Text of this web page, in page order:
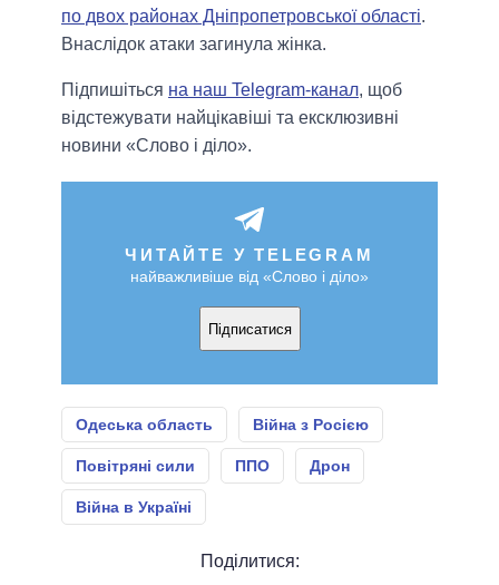
по двох районах Дніпропетровської області.
Внаслідок атаки загинула жінка.
Підпишіться на наш Telegram-канал, щоб
відстежувати найцікавіші та ексклюзивні
новини «Слово і діло».
ЧИТАЙТЕ У TELEGRAM
найважливіше від «Слово і діло»
Підписатися
Одеська область Війна з Росією
Повітряні сили ППО Дрон
Війна в Україні
Поділитися: